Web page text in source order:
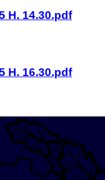
H. 14.30.pdf
H. 16.30.pdf